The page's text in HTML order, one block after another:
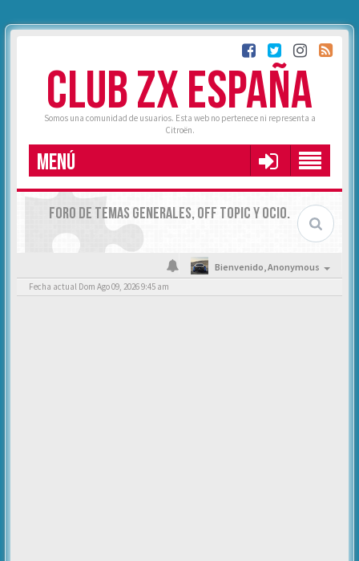
CLUB ZX ESPAÑA
Somos una comunidad de usuarios. Esta web no pertenece ni representa a
Citroën.
MENÚ
FORO DE TEMAS GENERALES, OFF TOPIC Y OCIO.
Bienvenido,Anonymous
Fecha actual Dom Ago 09, 2026 9:45 am